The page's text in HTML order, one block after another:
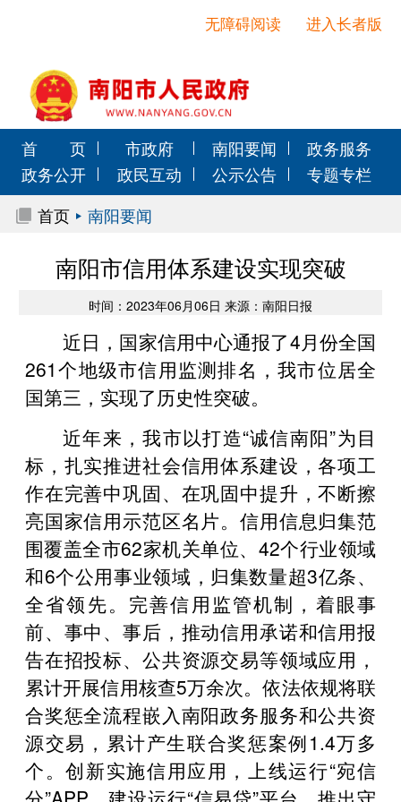
进入长者版
无障碍阅读
首 页 市政府 南阳要闻
政务服务
政务公开
政民互动 公示公告
专题专栏
首页
南阳要闻
南阳市信用体系建设实现突破
时间：2023年06月06日 来源：南阳日报
近日，国家信用中心通报了4月份全国
261个地级市信用监测排名，我市位居全
国第三，实现了历史性突破。
近年来，我市以打造“诚信南阳”为目
标，扎实推进社会信用体系建设，各项工
作在完善中巩固、在巩固中提升，不断擦
亮国家信用示范区名片。信用信息归集范
围覆盖全市62家机关单位、42个行业领域
和6个公用事业领域，归集数量超3亿条、
全省领先。完善信用监管机制，着眼事
前、事中、事后，推动信用承诺和信用报
告在招投标、公共资源交易等领域应用，
累计开展信用核查5万余次。依法依规将联
合奖惩全流程嵌入南阳政务服务和公共资
源交易，累计产生联合奖惩案例1.4万多
个。创新实施信用应用，上线运行“宛信